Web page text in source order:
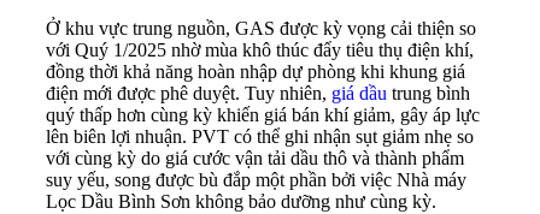
Ở khu vực trung nguồn, GAS được kỳ vọng cải thiện so
với Quý 1/2025 nhờ mùa khô thúc đẩy tiêu thụ điện khí,
đồng thời khả năng hoàn nhập dự phòng khi khung giá
điện mới được phê duyệt. Tuy nhiên, giá dầu trung bình
quý thấp hơn cùng kỳ khiến giá bán khí giảm, gây áp lực
lên biên lợi nhuận. PVT có thể ghi nhận sụt giảm nhẹ so
với cùng kỳ do giá cước vận tải dầu thô và thành phẩm
suy yếu, song được bù đắp một phần bởi việc Nhà máy
Lọc Dầu Bình Sơn không bảo dưỡng như cùng kỳ.